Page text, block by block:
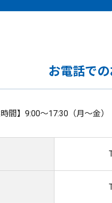
お電話で
時間】9:00～17:30（月～金